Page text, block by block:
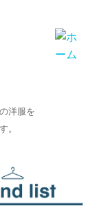
洋服を
。